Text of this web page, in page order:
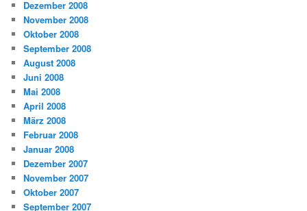
Dezember 2008
November 2008
Oktober 2008
September 2008
August 2008
Juni 2008
Mai 2008
April 2008
März 2008
Februar 2008
Januar 2008
Dezember 2007
November 2007
Oktober 2007
September 2007